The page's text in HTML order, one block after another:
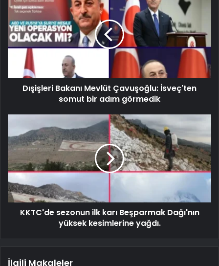
Dışişleri Bakanı Mevlüt Çavuşoğlu: İsveç'ten
somut bir adım görmedik
KKTC'de sezonun ilk karı Beşparmak Dağı'nın
yüksek kesimlerine yağdı.
İlgili Makaleler